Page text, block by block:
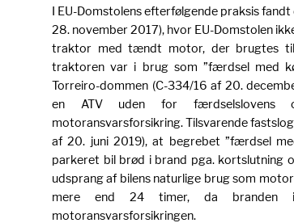
I EU-Domstolens efterfølgende praksis
28. november 2017), hvor EU-Domstolen
traktor med tændt motor, der brugtes til
traktoren var i brug som ”færdsel med
Torreiro-dommen (C-334/16 af 20.
en ATV uden for færdselslovens
motoransvarsforsikring. Tilsvarende
af 20. juni 2019), at begrebet ”færdsel
parkeret bil brød i brand pga. kortslutning
udsprang af bilens naturlige brug som
mere end 24 timer, da branden
motoransvarsforsikringen.